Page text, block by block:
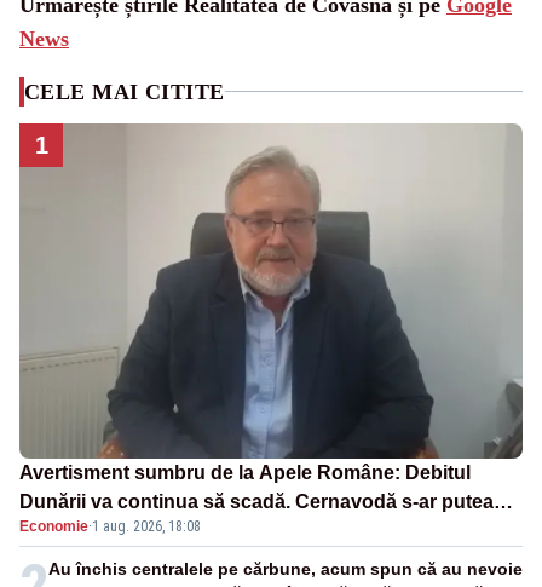
News
CELE MAI CITITE
1
Avertisment sumbru de la Apele Române: Debitul
Dunării va continua să scadă. Cernavodă s-ar putea
închide în 4 zile
Economie·1 aug. 2026, 18:08
Au închis centralele pe cărbune, acum spun că au nevoie